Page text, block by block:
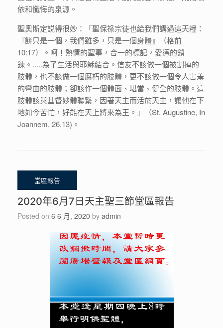
依和懺悔的泉源。
聖奧斯定説得很妙：「聖保祿宗徒也給我們講過這天糧：
『餅只是一個，我們雖多，只是一個身體』（格前
10:17）。呵！熱情的聖事，合一的標記，愛德的鎖
鍊。.....為了生活與耶穌結合。信友不該做一個被割掉的
肢體，也不該做一個腐朽的肢體，更不該做一個令人害羞
的彎曲的肢體；卻該作一個體面、堪當、健全的肢體。這
肢體該與基督妙體聯繋，因著天主而活於天主，讓他在下
地如今苦忙，好能在天上將來為王。」（St. Augustine, In
Joannem, 26,13)。
2020年6月7日天主聖三節堂區報告
Posted on 6 6 月, 2020 by admin